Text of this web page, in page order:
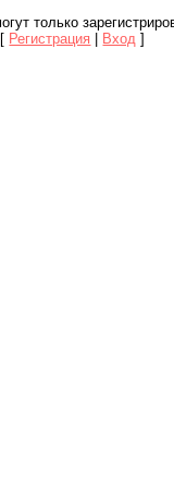
только
[ Регистрация Вход ]